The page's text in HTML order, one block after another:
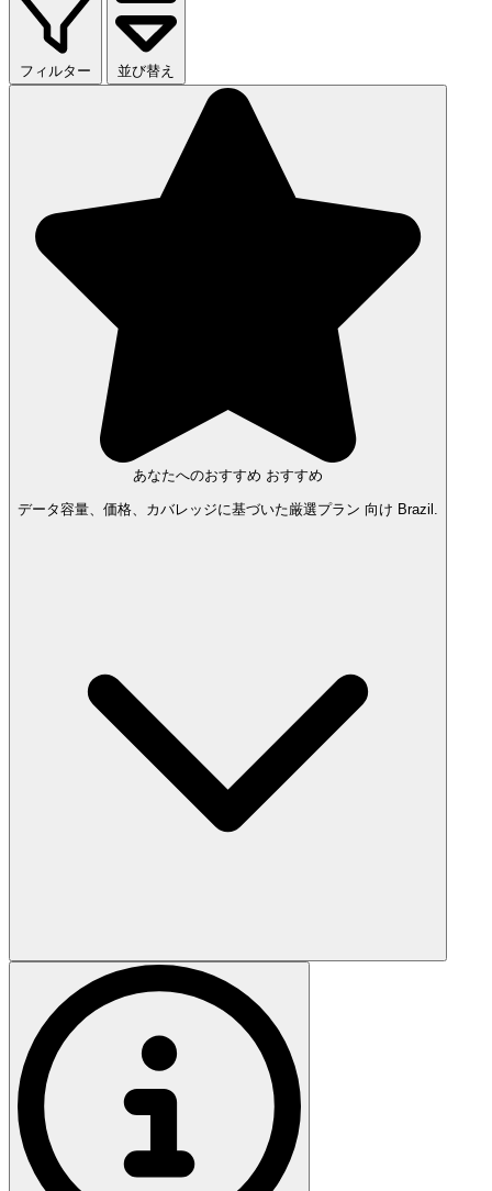
フィルター 並び替え
あなたへのおすすめ おすすめ
データ容量、価格、カバレッジに基づいた厳選プラン 向け Brazil.